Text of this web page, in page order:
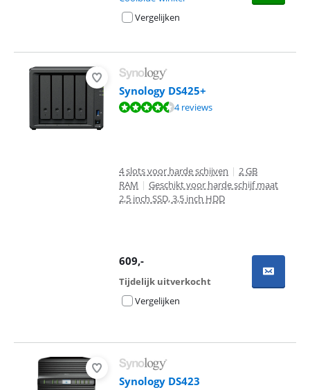
Vergelijken
Synology DS425+
Beoordeling is 9,4 van de 10, gebaseerd op 4 reviews.
4 reviews
4 slots voor harde schijven | 2 GB
RAM | Geschikt voor harde schijf maat
2,5 inch SSD, 3,5 inch HDD
609,-
Tijdelijk uitverkocht
Vergelijken
Synology DS423